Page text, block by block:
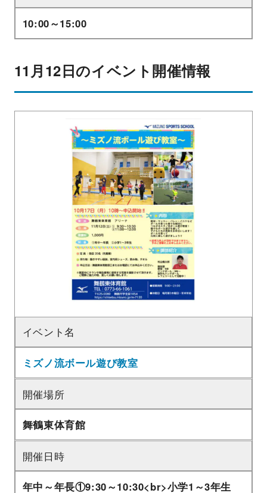
10:00～15:00
11月12日のイベント開催情報
イベント名
ミズノ流ボール遊び教室
開催場所
舞鶴東体育館
開催日時
年中～年長①9:30～10:30<br>小学1～3年生